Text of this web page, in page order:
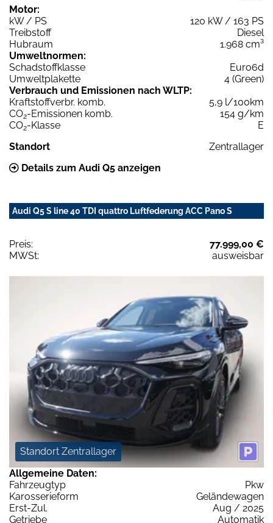
Motor:
kW / PS
120 kW / 163 PS
Treibstoff
Diesel
Hubraum
1.968 cm³
Umweltnormen:
Schadstoffklasse
Euro6d
Umweltplakette
4 (Green)
Verbrauch und Emissionen nach WLTP:
Kraftstoffverbr. komb.
5,9 l/100km
CO2-Emissionen komb.
154 g/km
CO2-Klasse
E
Standort
Zentrallager
Details zum Audi Q5 anzeigen
Audi Q5 S line 40 TDI quattro Luftfederung ACC Pano S
Preis:
77.999,00 €
MWSt:
ausweisbar
Standort Zentrallager
Allgemeine Daten:
Fahrzeugtyp
Pkw
Karosserieform
Geländewagen
Erst-Zul.
Aug / 2025
Getriebe
Automatik